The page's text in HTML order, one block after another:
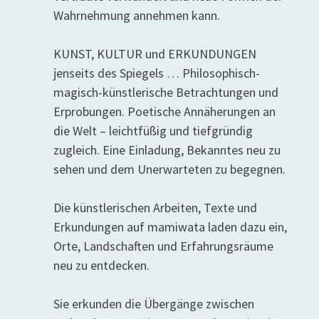
Wahrnehmung annehmen kann.
KUNST, KULTUR und ERKUNDUNGEN
jenseits des Spiegels … Philosophisch-
magisch-künstlerische Betrachtungen und
Erprobungen. Poetische Annäherungen an
die Welt – leichtfüßig und tiefgründig
zugleich. Eine Einladung, Bekanntes neu zu
sehen und dem Unerwarteten zu begegnen.
Die künstlerischen Arbeiten, Texte und
Erkundungen auf mamiwata laden dazu ein,
Orte, Landschaften und Erfahrungsräume
neu zu entdecken.
Sie erkunden die Übergänge zwischen